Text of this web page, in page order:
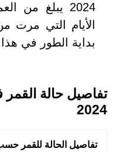
الأيام التي مرت
بداية الطور في هذا
2024
تفاصيل الحالة للقمر حسب